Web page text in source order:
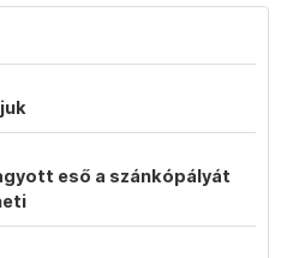
eső a szánkópályát